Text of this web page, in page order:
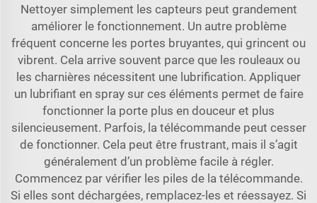
Nettoyer simplement les capteurs peut grandement
améliorer le fonctionnement. Un autre problème
fréquent concerne les portes bruyantes, qui grincent ou
vibrent. Cela arrive souvent parce que les rouleaux ou
les charnières nécessitent une lubrification. Appliquer
un lubrifiant en spray sur ces éléments permet de faire
fonctionner la porte plus en douceur et plus
silencieusement. Parfois, la télécommande peut cesser
de fonctionner. Cela peut être frustrant, mais il s’agit
généralement d’un problème facile à régler.
Commencez par vérifier les piles de la télécommande.
Si elles sont déchargées, remplacez-les et réessayez. Si